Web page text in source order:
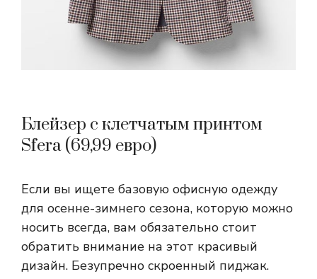
Блейзер с клетчатым принтом
Sfera (69,99 евро)
Если вы ищете базовую офисную одежду
для осенне-зимнего сезона, которую можно
носить всегда, вам обязательно стоит
обратить внимание на этот красивый
дизайн. Безупречно скроенный пиджак.